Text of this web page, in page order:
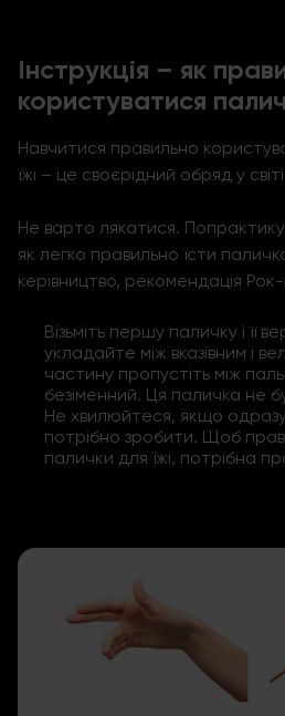
Інструкція – як
користуватися
Навчитися правильно
їжі – це своєрідний обряд у
Не варто лякатися.
як легко правильно їсти
керівництво, рекомендація
Візьміть першу паличку і її
укладайте між вказівним і
частину пропустіть між
безіменний. Ця паличка не
Не хвилюйтеся, якщо одразу
потрібно зробити. Щоб
палички для їжі, потрібна